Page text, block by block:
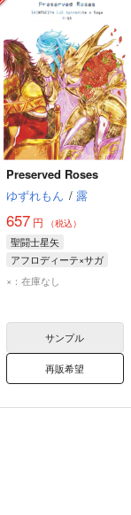
Preserved Roses
ゆずれもん / 露
657円 （税込）
聖闘士星矢
アフロディーテ×サガ
アフロディーテ
×：在庫なし
サンプル
再販希望